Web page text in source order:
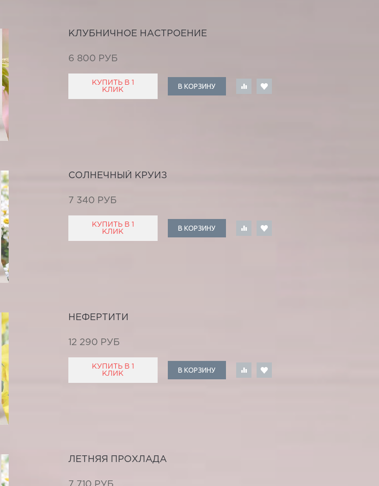
КЛУБНИЧНОЕ НАСТРОЕНИЕ
6 800 РУБ
КУПИТЬ В 1
КЛИК
В КОРЗИНУ
СОЛНЕЧНЫЙ КРУИЗ
7 340 РУБ
КУПИТЬ В 1
КЛИК
В КОРЗИНУ
НЕФЕРТИТИ
12 290 РУБ
КУПИТЬ В 1
КЛИК
В КОРЗИНУ
ЛЕТНЯЯ ПРОХЛАДА